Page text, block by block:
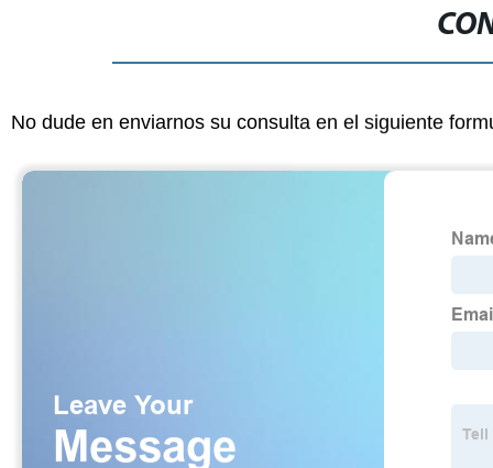
No dude en enviarnos su consulta en el siguiente